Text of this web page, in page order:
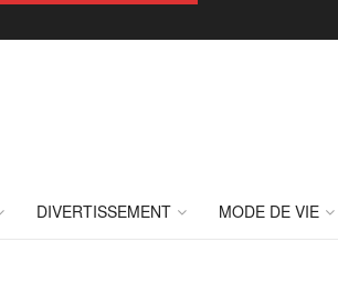
DIVERTISSEMENT MODE DE VIE